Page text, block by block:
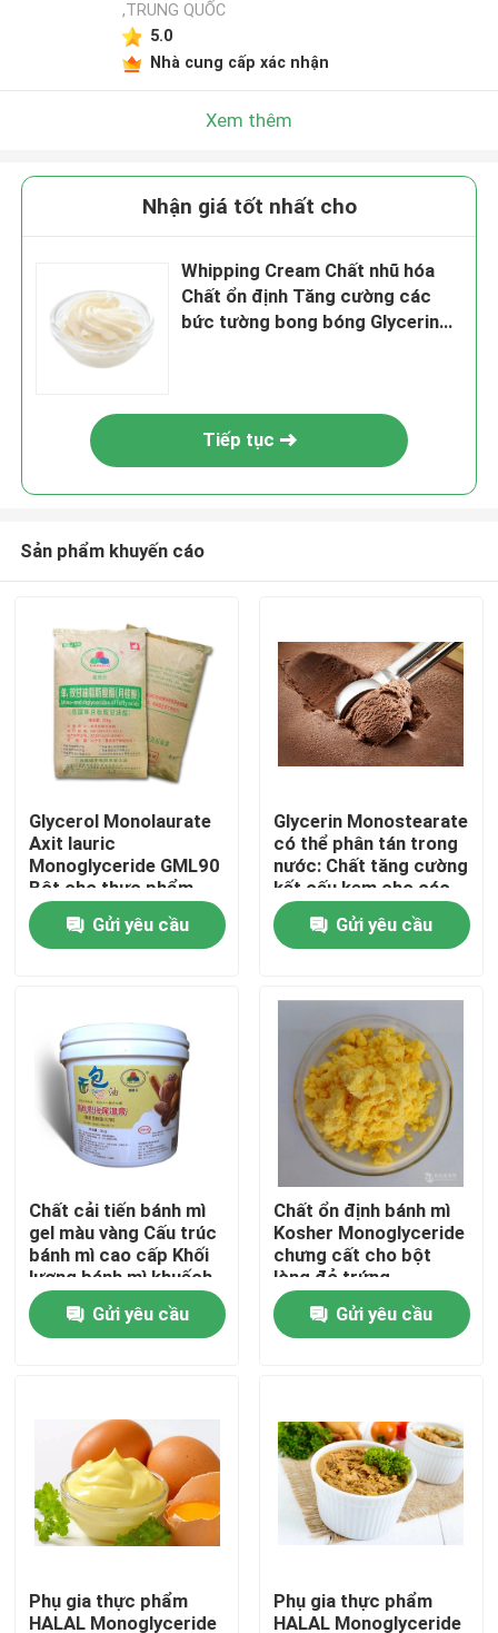
Các sản phẩm
video
Chương trình VR
Về chúng tôi
Tham quan nhà máy
Liên hệ chúng tôi
Tin tức
Yêu cầu báo giá
,TRUNG QUỐC
5.0
Nhà cung cấp xác nhận
Xem thêm
Nhận giá tốt nhất cho
Whipping Cream Chất nhũ hóa
Chất ổn định Tăng cường các
bức tường bong bóng Glycerin
Tiếp tục
Sản phẩm khuyến cáo
Glycerol Monolaurate
Axit lauric
Monoglyceride GML90
Bột cho thực phẩm
Gửi yêu cầu
Glycerin Monostearate
có thể phân tán trong
nước: Chất tăng cường
kết cấu kem cho các
món ăn đông lạnh mịn
màng và béo ngậy
Gửi yêu cầu
Chất cải tiến bánh mì
gel màu vàng Cấu trúc
bánh mì cao cấp Khối
lượng bánh mì khuếch
đại Làm mềm nhanh
chóng Gửi yêu cầu
Chất ổn định bánh mì
Kosher Monoglyceride
chưng cất cho bột
lòng đỏ trứng
Gửi yêu cầu
Phụ gia thực phẩm
HALAL Monoglyceride
Phụ gia thực phẩm
HALAL Monoglyceride